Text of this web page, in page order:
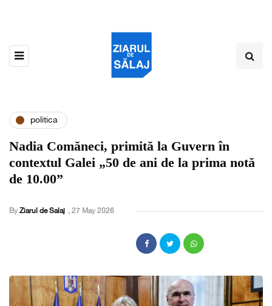
politica
Nadia Comăneci, primită la Guvern în
contextul Galei „50 de ani de la prima notă
de 10.00”
By Ziarul de Salaj , 27 May 2026